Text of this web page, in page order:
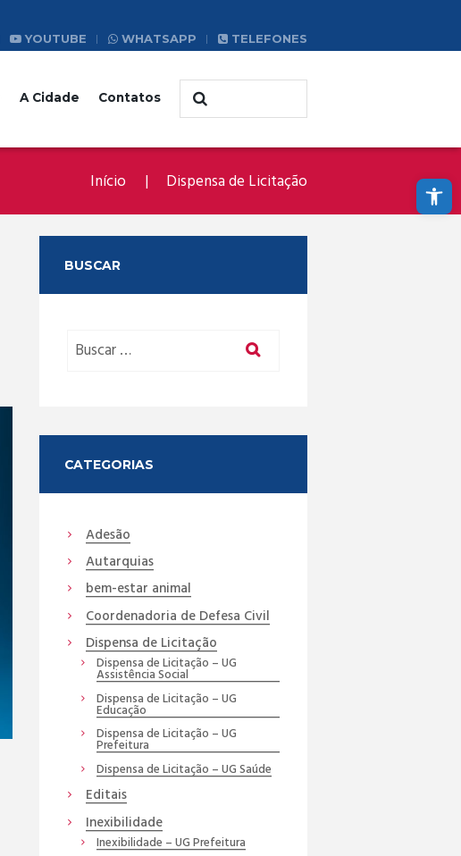
Abrir a barra de ferramentas
YOUTUBE WHATSAPP TELEFONES
A Cidade Contatos
Início Dispensa de Licitação
BUSCAR
CATEGORIAS
Adesão
Autarquias
bem-estar animal
Coordenadoria de Defesa Civil
Dispensa de Licitação
Dispensa de Licitação – UG
Assistência Social
Dispensa de Licitação – UG
Educação
Dispensa de Licitação – UG
Prefeitura
Dispensa de Licitação – UG Saúde
Editais
Inexibilidade
Inexibilidade – UG Prefeitura